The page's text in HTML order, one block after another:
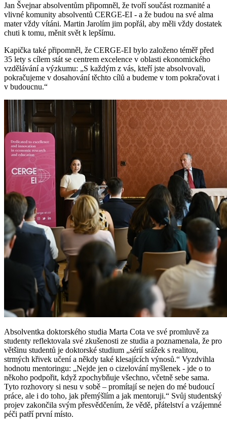
Jan Švejnar absolventům připomněl, že tvoří součást rozmanité a
vlivné komunity absolventů CERGE-EI - a že budou na své alma
mater vždy vítáni. Martin Jarolím jim popřál, aby měli vždy dostatek
chuti k tomu, měnit svět k lepšímu.
Kapička také připomněl, že CERGE-EI bylo založeno téměř před
35 lety s cílem stát se centrem excelence v oblasti ekonomického
vzdělávání a výzkumu: „S každým z vás, kteří jste absolvovali,
pokračujeme v dosahování těchto cílů a budeme v tom pokračovat i
v budoucnu.“
Absolventka doktorského studia Marta Cota ve své promluvě za
studenty reflektovala své zkušenosti ze studia a poznamenala, že pro
většinu studentů je doktorské studium „sérií srážek s realitou,
strmých křivek učení a někdy také klesajících výnosů.“ Vyzdvihla
hodnotu mentoringu: „Nejde jen o cizelování myšlenek - jde o to
někoho podpořit, když zpochybňuje všechno, včetně sebe sama.
Tyto rozhovory si nesu v sobě – promítají se nejen do mé budoucí
práce, ale i do toho, jak přemýšlím a jak mentoruji.“ Svůj studentský
projev zakončila svým přesvědčením, že vědě, přátelství a vzájemné
péči patří první místo.